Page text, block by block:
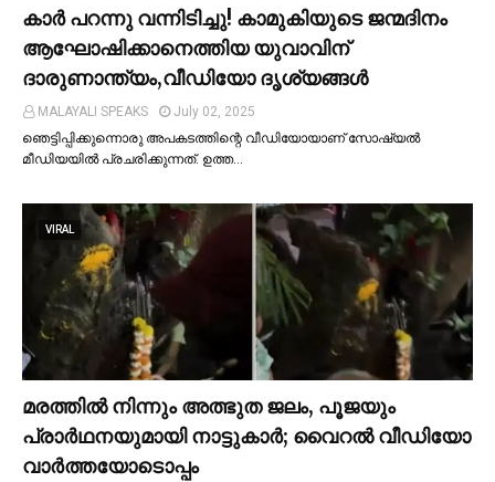
കാര്‍ പറന്നു വന്നിടിച്ചു! കാമുകിയുടെ ജന്മദിനം
ആഘോഷിക്കാനെത്തിയ യുവാവിന്
ദാരുണാന്ത്യം,വീഡിയോ ദൃശ്യങ്ങൾ
MALAYALI SPEAKS
July 02, 2025
ഞെട്ടിപ്പിക്കുന്നൊരു അപകടത്തിന്റെ വീഡിയോയാണ് സോഷ്യല്‍
മീഡിയയില്‍ പ്രചരിക്കുന്നത്. ഉത്ത…
VIRAL
മരത്തില്‍ നിന്നും അത്ഭുത ജലം, പൂജയും
പ്രാര്‍ഥനയുമായി നാട്ടുകാര്‍; വൈറൽ വീഡിയോ
വാർത്തയോടൊപ്പം